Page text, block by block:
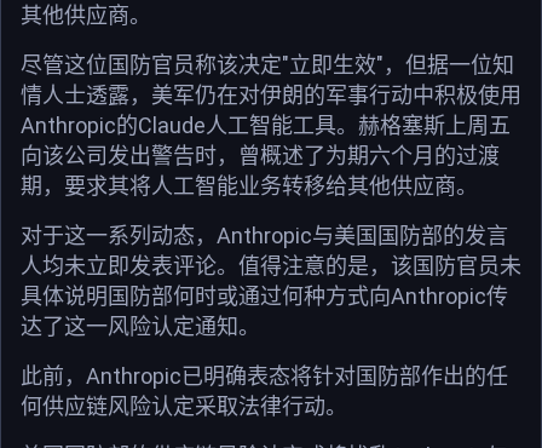
其他供应商。
尽管这位国防官员称该决定"立即生效"，但据一位知
情人士透露，美军仍在对伊朗的军事行动中积极使用
Anthropic的Claude人工智能工具。赫格塞斯上周五
向该公司发出警告时，曾概述了为期六个月的过渡
期，要求其将人工智能业务转移给其他供应商。
对于这一系列动态，Anthropic与美国国防部的发言
人均未立即发表评论。值得注意的是，该国防官员未
具体说明国防部何时或通过何种方式向Anthropic传
达了这一风险认定通知。
此前，Anthropic已明确表态将针对国防部作出的任
何供应链风险认定采取法律行动。